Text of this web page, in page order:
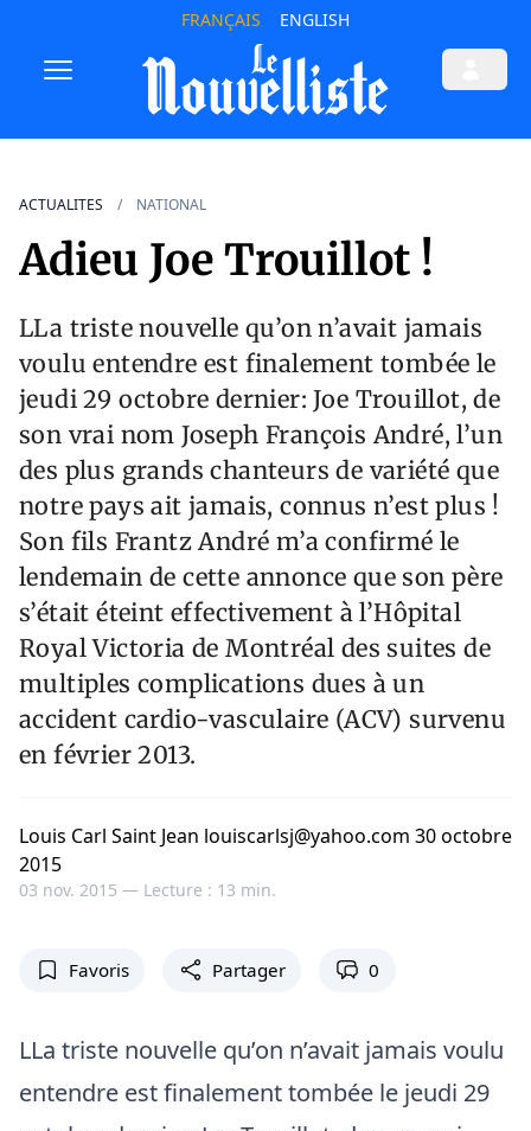
FRANÇAIS ENGLISH
ACTUALITES NATIONAL
Adieu Joe Trouillot !
LLa triste nouvelle qu’on n’avait jamais
voulu entendre est finalement tombée le
jeudi 29 octobre dernier: Joe Trouillot, de
son vrai nom Joseph François André, l’un
des plus grands chanteurs de variété que
notre pays ait jamais, connus n’est plus !
Son fils Frantz André m’a confirmé le
lendemain de cette annonce que son père
s’était éteint effectivement à l’Hôpital
Royal Victoria de Montréal des suites de
multiples complications dues à un
accident cardio-vasculaire (ACV) survenu
en février 2013.
Louis Carl Saint Jean louiscarlsj@yahoo.com 30 octobre
2015
03 nov. 2015 — Lecture : 13 min.
Favoris Partager 0
LLa triste nouvelle qu’on n’avait jamais voulu
entendre est finalement tombée le jeudi 29